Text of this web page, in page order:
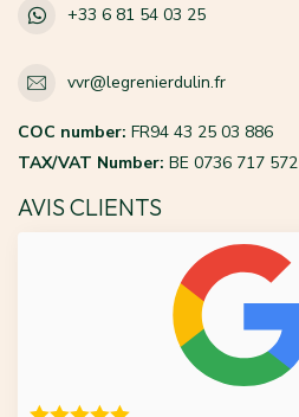
+33 6 81 54 03 25
vvr@legrenierdulin.fr
COC number: FR94 43 25 03 886
TAX/VAT Number: BE 0736 717 572
AVIS CLIENTS